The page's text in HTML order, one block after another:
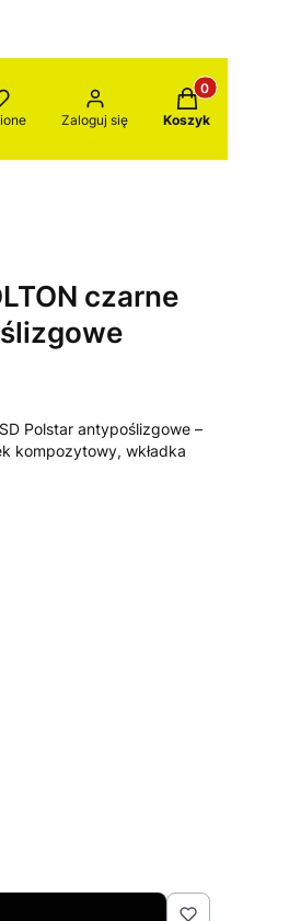
Zaloguj się
Produkty w
Koszyk
czarne
Polstar antypoślizgowe –
kompozytowy, wkładka